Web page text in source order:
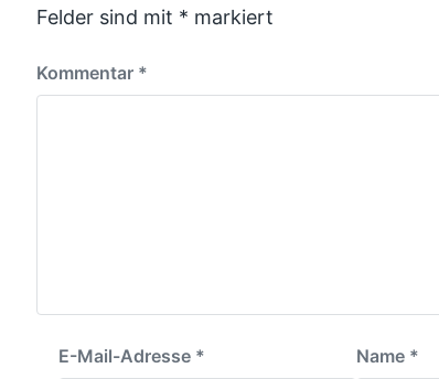
Felder sind mit * markiert
Kommentar *
E-Mail-Adresse * Name *